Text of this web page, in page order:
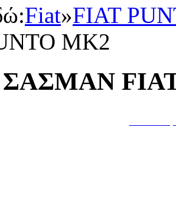
Fiat»FIAT
ΜΚ2